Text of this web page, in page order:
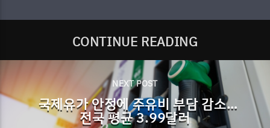
CONTINUE READING
NEXT POST
국제유가 안정에 주유비 부담 감소…
전국 평균 3.99달러